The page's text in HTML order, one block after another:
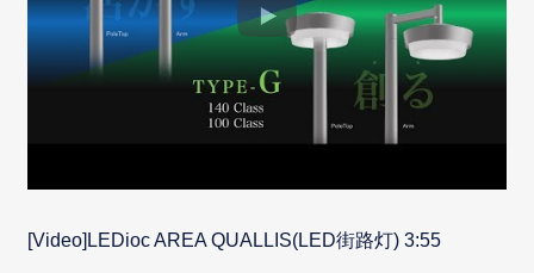
[Video]LEDioc AREA QUALLIS(LED街路灯) 3:55